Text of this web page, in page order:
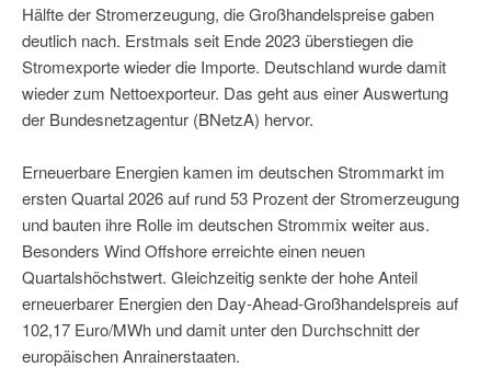
Hälfte der Stromerzeugung, die Großhandelspreise gaben
deutlich nach. Erstmals seit Ende 2023 überstiegen die
Stromexporte wieder die Importe. Deutschland wurde damit
wieder zum Nettoexporteur. Das geht aus einer Auswertung
der Bundesnetzagentur (BNetzA) hervor.
Erneuerbare Energien kamen im deutschen Strommarkt im
ersten Quartal 2026 auf rund 53 Prozent der Stromerzeugung
und bauten ihre Rolle im deutschen Strommix weiter aus.
Besonders Wind Offshore erreichte einen neuen
Quartalshöchstwert. Gleichzeitig senkte der hohe Anteil
erneuerbarer Energien den Day-Ahead-Großhandelspreis auf
102,17 Euro/MWh und damit unter den Durchschnitt der
europäischen Anrainerstaaten.